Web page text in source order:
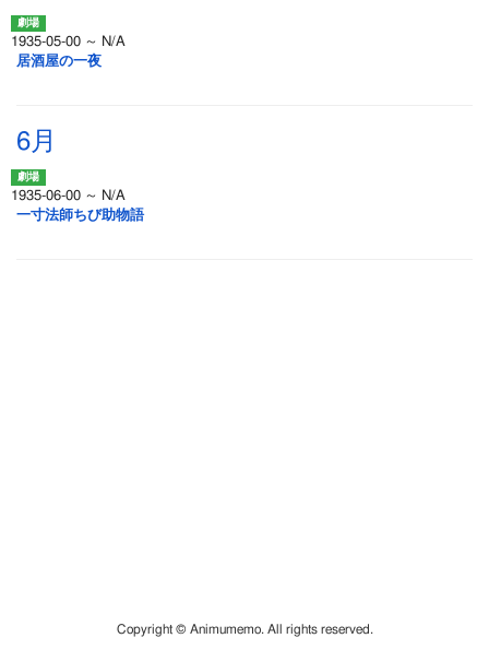
1935-05-00 ～ N/A
居酒屋の一夜
6月
1935-06-00 ～ N/A
一寸法師ちび助物語
Copyright © Animumemo. All rights reserved.